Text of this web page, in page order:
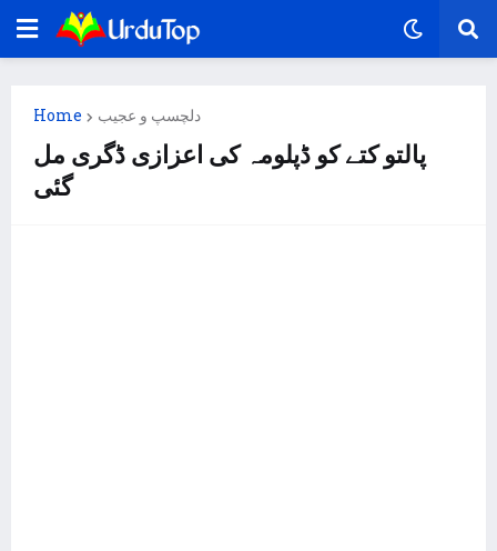
Home دلچسپ و عجیب
پالتو کتے کو ڈپلومہ کی اعزازی ڈگری مل
گئی